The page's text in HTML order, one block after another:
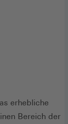
erhebliche
Bereich der